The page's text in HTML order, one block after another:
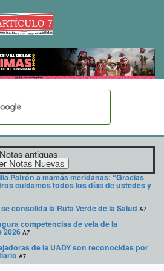
Notas antiguas
Patrón a mamás meridanas: “Gracias
cuidamos todos los días de ustedes y
consolida la Ruta Verde de la Salud A7
competencias de vela de la
2026 A7
de la UADY son reconocidas por
A7